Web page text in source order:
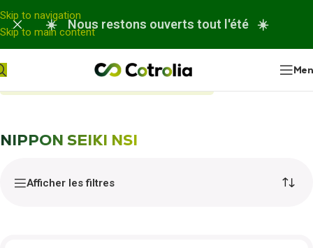
Panneau de gestion des cookies
Skip to navigation
Skip to main content
☀️ Nous restons ouverts tout l'été ☀️
NIPPON SEIKI NSI
Afficher les filtres